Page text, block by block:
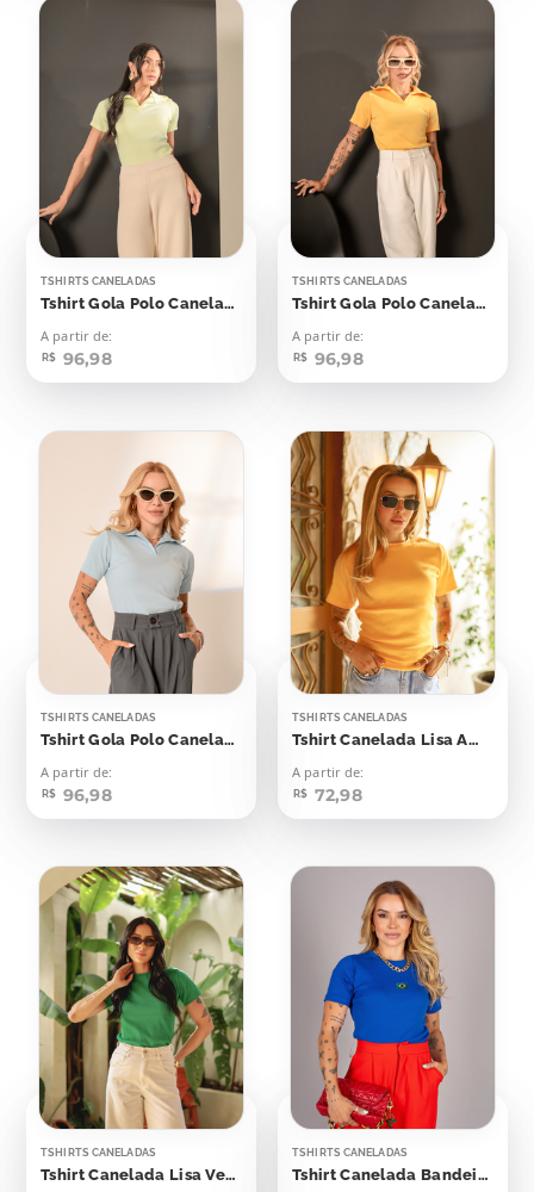
TSHIRTS CANELADAS
Tshirt Gola Polo Canelada Flash Yellow
A partir de:
R$ 96,98
TSHIRTS CANELADAS
Tshirt Gola Polo Canelada Amarelo Emoji
A partir de:
R$ 96,98
TSHIRTS CANELADAS
Tshirt Gola Polo Canelada Azul Skyway
A partir de:
R$ 96,98
TSHIRTS CANELADAS
Tshirt Canelada Lisa Amarelo Canário
A partir de:
R$ 72,98
TSHIRTS CANELADAS
Tshirt Canelada Lisa Verde Bandeira
TSHIRTS CANELADAS
Tshirt Canelada Bandeirinha Aplicação